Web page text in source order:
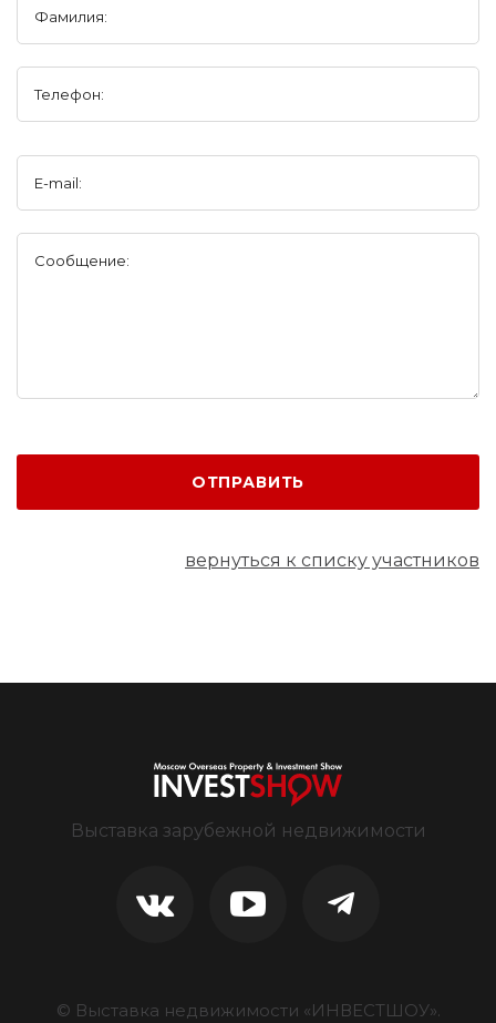
Фамилия:
Телефон:
E-mail:
Сообщение:
ОТПРАВИТЬ
вернуться к списку участников
Выставка зарубежной недвижимости
© Выставка недвижимости «ИНВЕСТШОУ».